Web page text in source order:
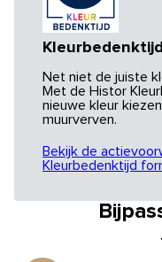
Kleurbedenktijd
Net niet de juiste
Met de Histor
nieuwe kleur
muurverven.
Bekijk de
Kleurbedenktijd